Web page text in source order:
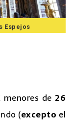
Espejos
menores de 26
(excepto el